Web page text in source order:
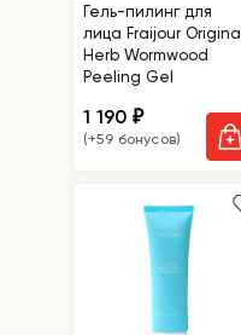
Гель-пилинг для
лица Fraijour Original
Herb Wormwood
Peeling Gel
1 190₽
(+59 бонусов)